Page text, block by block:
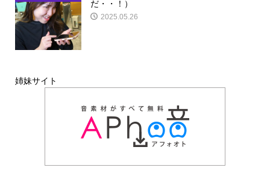
だ・・！）
2025.05.26
姉妹サイト